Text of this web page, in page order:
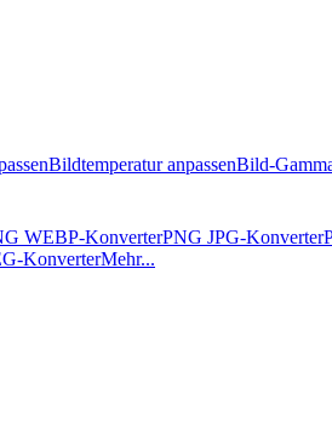
Bildtemperatur anpassenBild-
WEBP-KonverterPNG JPG-Konverter
KonverterMehr...